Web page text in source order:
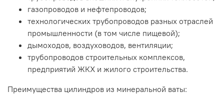
газопроводов и нефтепроводов;
технологических трубопроводов разных отраслей
промышленности (в том числе пищевой);
дымоходов, воздуховодов, вентиляции;
трубопроводов строительных комплексов,
предприятий ЖКХ и жилого строительства.
Преимущества цилиндров из минеральной ваты: